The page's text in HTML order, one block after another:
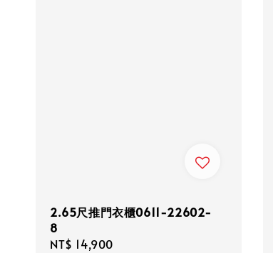
2.65尺推門衣櫃0611-22602-
8
Regular
NT$ 14,900